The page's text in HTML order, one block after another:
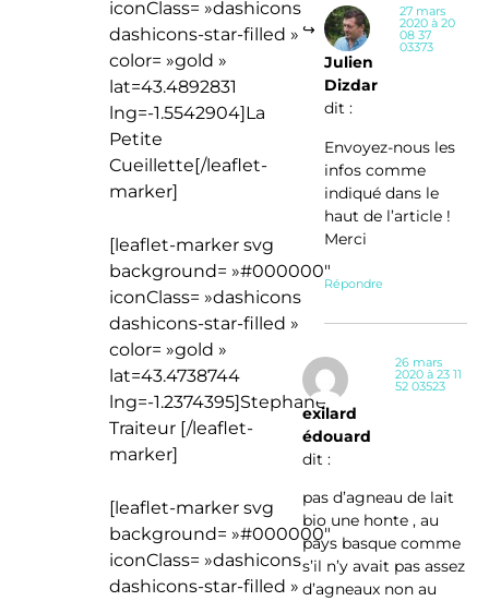
iconClass= »dashicons
dashicons-star-filled »
color= »gold »
lat=43.4892831
lng=-1.5542904]La
Petite
Cueillette[/leaflet-
marker]
[leaflet-marker svg
background= »#000000″
iconClass= »dashicons
dashicons-star-filled »
color= »gold »
lat=43.4738744
lng=-1.2374395]Stephane
Traiteur [/leaflet-
marker]
[leaflet-marker svg
background= »#000000″
iconClass= »dashicons
dashicons-star-filled »
Julien
Dizdar
dit :
27 mars
2020 à 20
08 37
03373
Envoyez-nous les
infos comme
indiqué dans le
haut de l’article !
Merci
Répondre
exilard
édouard
dit :
26 mars
2020 à 23 11
52 03523
pas d’agneau de lait
bio une honte , au
pays basque comme
s’il n’y avait pas assez
d’agneaux non au